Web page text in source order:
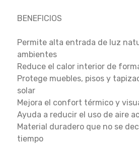
BENEFICIOS
Permite alta entrada de luz
ambientes
Reduce el calor interior de
Protege muebles, pisos y
solar
Mejora el confort térmico y
Ayuda a reducir el uso de aire
Material duradero que no se
tiempo